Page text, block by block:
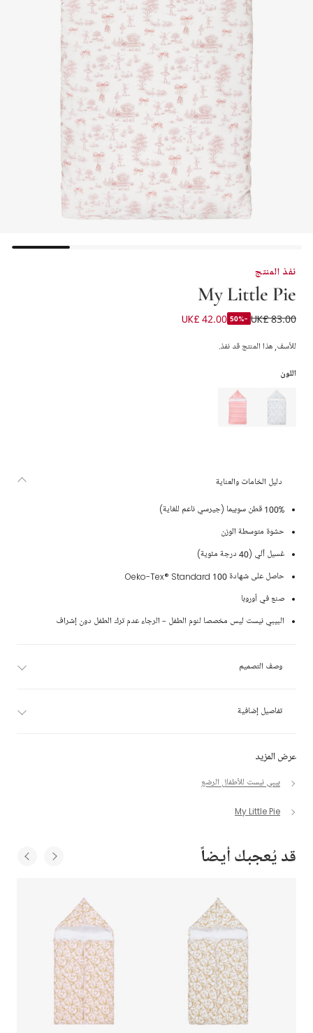
نفذ المنتج
My Little Pie
بيبي نيست قطن سوبيما لون زهري للبنات (85 سم)
UK£ 83.00
-50%
UK£ 42.00
للأسف, هذا المنتج قد نفذ.
اللون
عرض المزيد
بيبي نيست للأطفال الرضع
My Little Pie
دليل الخامات والعناية
100% قطن سوبيما (جيرسي ناعم للغاية)
حشوة متوسطة الوزن
غسيل آلي (40 درجة مئوية)
حاصل على شهادة Oeko-Tex® Standard 100
صنع في أوروبا
البيبي نيست ليس مخصصا لنوم الطفل - الرجاء عدم ترك الطفل دون إشراف
وصف التصميم
تفاصيل إضافية
قد يُعجبك أيضاً